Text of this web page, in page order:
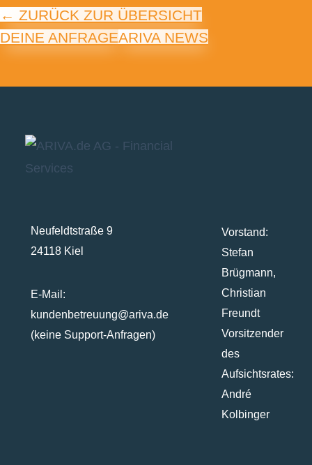
← ZURÜCK ZUR ÜBERSICHT
DEINE ANFRAGEARIVA NEWS
Neufeldtstraße 9
24118 Kiel
E-Mail:
kundenbetreuung@ariva.de
(keine Support-Anfragen)
Vorstand:
Stefan
Brügmann,
Christian
Freundt
Vorsitzender
des
Aufsichtsrates:
André
Kolbinger